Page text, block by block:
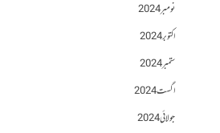
نومبر 2024
اکتوبر 2024
ستمبر 2024
اگست 2024
جولائی 2024